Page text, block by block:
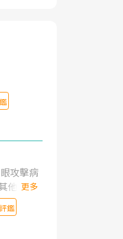
攻擊病
他醫生
更多
鑑